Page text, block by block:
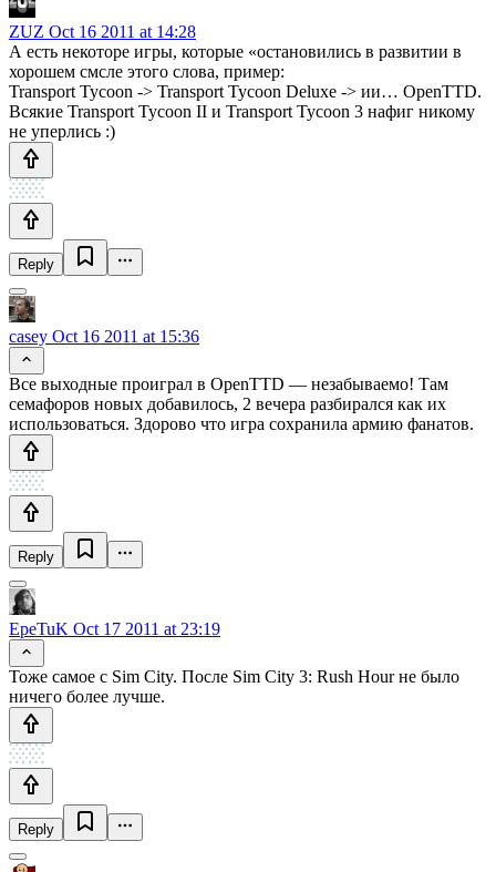
ZUZ Oct 16 2011 at 14:28
А есть некоторе игры, которые «остановились в развитии в
хорошем смсле этого слова, пример:
Transport Tycoon -> Transport Tycoon Deluxe -> ии… OpenTTD.
Всякие Transport Tycoon II и Transport Tycoon 3 нафиг никому
не уперлись :)
Reply
casey Oct 16 2011 at 15:36
Все выходные проиграл в OpenTTD — незабываемо! Там
семафоров новых добавилось, 2 вечера разбирался как их
использоваться. Здорово что игра сохранила армию фанатов.
Reply
EpeTuK Oct 17 2011 at 23:19
Тоже самое с Sim City. После Sim City 3: Rush Hour не было
ничего более лучше.
Reply